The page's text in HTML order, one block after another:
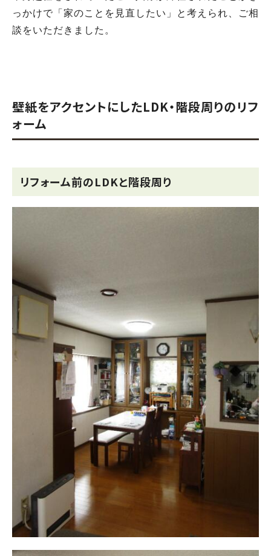
っかけで「家のことを見直したい」と考えられ、ご相
談をいただきました。
壁紙をアクセントにしたLDK・階段周りのリフ
ォーム
リフォーム前のLDKと階段周り